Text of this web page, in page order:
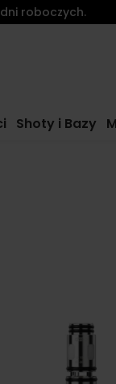
Shoty i Bazy
roboczych.